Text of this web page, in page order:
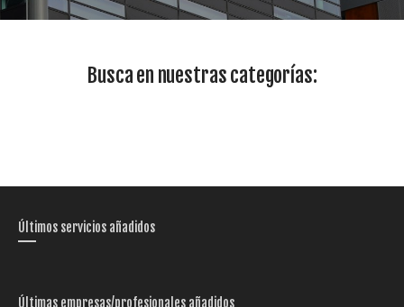
Busca en nuestras categorías:
Últimos servicios añadidos
Últimas empresas/profesionales añadidos